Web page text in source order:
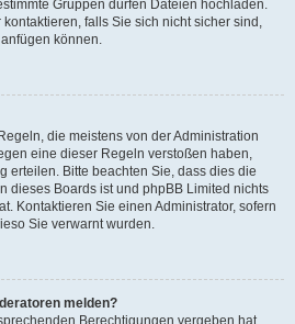
Gruppen dürfen Dateien hochladen.
falls Sie sich nicht sicher sind,
können.
die meistens von der Administration
eine dieser Regeln verstoßen haben,
erteilen. Bitte beachten Sie, dass dies die
dieses Boards ist und phpBB Limited nichts
Kontaktieren Sie einen Administrator, sofern
Sie verwarnt wurden.
melden?
Berechtigungen vergeben hat,